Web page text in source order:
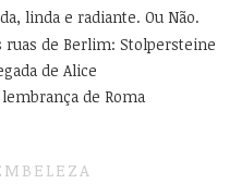
linda e radiante. Ou Não.
ruas de Berlim: Stolpersteine
de Alice
de Roma